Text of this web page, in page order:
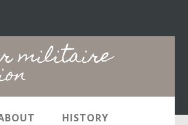
militaire
HISTORY